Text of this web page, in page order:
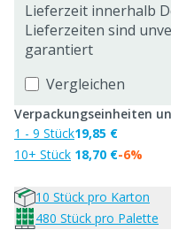
Lieferzeit innerhalb
Lieferzeiten sind
garantiert
Vergleichen
Verpackungseinheiten
1 - 9 Stück
10+ Stück
19,85 €
18,70 €-6%
10 Stück pro Karton
480 Stück pro Palette